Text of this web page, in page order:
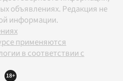
объявлениях. Редакция не
информации.
применяются
в соответствии с
18+